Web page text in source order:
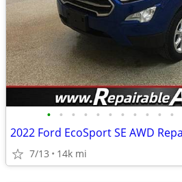
• • • • • • • • • • •
2022 Ford EcoSport SE AWD
7/13 14k mi